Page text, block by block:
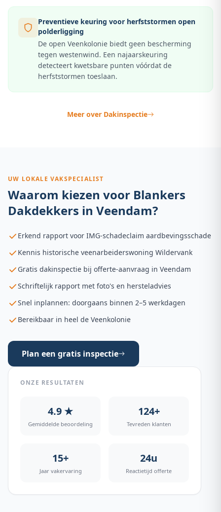
Preventieve keuring voor herfststormen open
polderligging
De open Veenkolonie biedt geen bescherming
tegen westenwind. Een najaarskeuring
detecteert kwetsbare punten vóórdat de
herfststormen toeslaan.
Meer over Dakinspectie
UW LOKALE VAKSPECIALIST
Waarom kiezen voor Blankers
Dakdekkers in Veendam?
Erkend rapport voor IMG-schadeclaim aardbevingsschade
Kennis historische veenarbeiderswoning Wildervank
Gratis dakinspectie bij offerte-aanvraag in Veendam
Schriftelijk rapport met foto's en hersteladvies
Snel inplannen: doorgaans binnen 2–5 werkdagen
Bereikbaar in heel de Veenkolonie
Plan een gratis inspectie
ONZE RESULTATEN
4.9 ★
Gemiddelde beoordeling
124+
Tevreden klanten
15+
Jaar vakervaring
24u
Reactietijd offerte